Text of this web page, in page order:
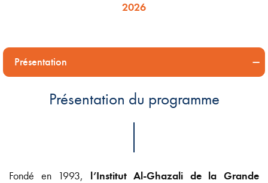
2026
Présentation
Présentation du programme
Fondé en 1993, l’Institut Al-Ghazali de la Grande